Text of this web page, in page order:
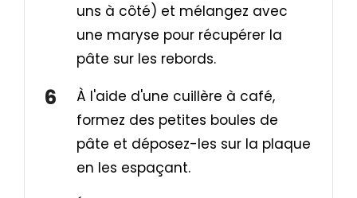
uns à côté) et mélangez avec
une maryse pour récupérer la
pâte sur les rebords.
À l'aide d'une cuillère à café,
formez des petites boules de
pâte et déposez-les sur la plaque
en les espaçant.